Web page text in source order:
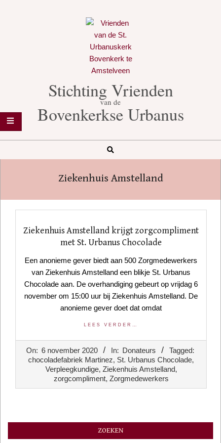
Stichting Vrienden
van de
Bovenkerkse Urbanus
Search
Ziekenhuis Amstelland
Ziekenhuis Amstelland krijgt zorgcompliment
met St. Urbanus Chocolade
Een anonieme gever biedt aan 500 Zorgmedewerkers
van Ziekenhuis Amstelland een blikje St. Urbanus
Chocolade aan. De overhandiging gebeurt op vrijdag 6
november om 15:00 uur bij Ziekenhuis Amstelland. De
anonieme gever doet dat omdat
LEES VERDER…
On: 6 november 2020 In: Donateurs
Tagged:
chocoladefabriek Martinez, St. Urbanus Chocolade,
Verpleegkundige, Ziekenhuis Amstelland,
zorgcompliment, Zorgmedewerkers
ZOEKEN